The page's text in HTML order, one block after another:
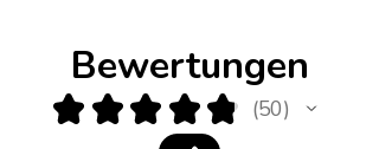
Bewertungen
★ ★ ★ ★ ★ 50
50